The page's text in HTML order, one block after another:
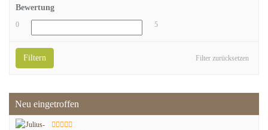
Bewertung
0 5
Filter zurücksetzen
Filtern
Neu eingetroffen